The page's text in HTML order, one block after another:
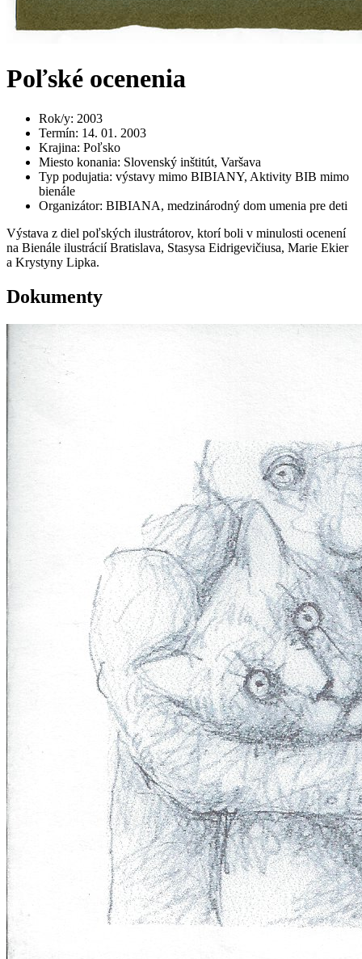
Poľské ocenenia
Rok/y: 2003
Termín: 14. 01. 2003
Krajina: Poľsko
Miesto konania: Slovenský inštitút, Varšava
Typ podujatia: výstavy mimo BIBIANY, Aktivity BIB mimo
bienále
Organizátor: BIBIANA, medzinárodný dom umenia pre deti
Výstava z diel poľských ilustrátorov, ktorí boli v minulosti ocenení
na Bienále ilustrácií Bratislava, Stasysa Eidrigevičiusa, Marie Ekier
a Krystyny Lipka.
Dokumenty